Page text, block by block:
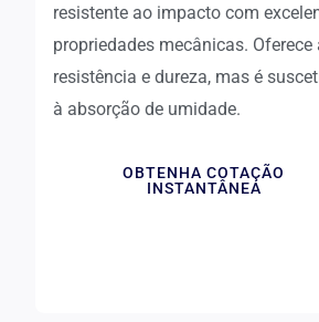
resistente ao impacto com
propriedades mecânicas. Oferece
resistência e dureza, mas é
à absorção de umidade.
OBTENHA COTAÇÃO
INSTANTÂNEA